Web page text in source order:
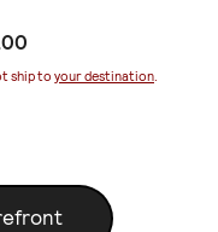
ship to your destination.